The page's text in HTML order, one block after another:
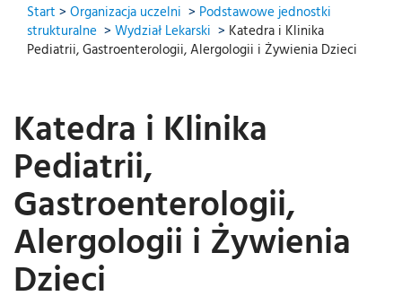
Start > Organizacja uczelni > Podstawowe jednostki
strukturalne > Wydział Lekarski > Katedra i Klinika
Pediatrii, Gastroenterologii, Alergologii i Żywienia Dzieci
Katedra i Klinika
Pediatrii,
Gastroenterologii,
Alergologii i Żywienia
Dzieci